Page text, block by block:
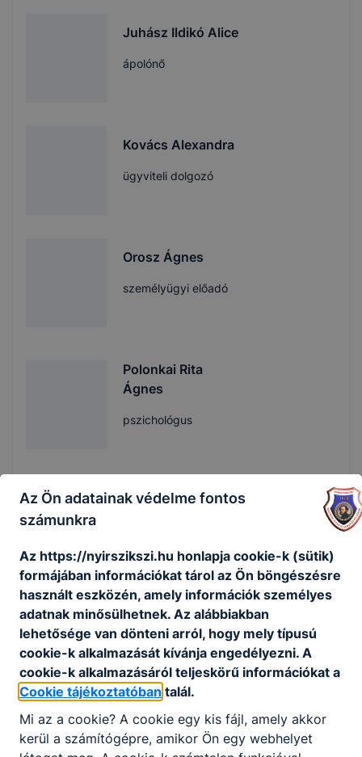
Juhász Ildikó Alice
ápolónő
Kovács Alexandra
ügyviteli dolgozó
Orosz Ágnes
személyügyi előadó
Polonkai Rita
Ágnes
pszichológus
Technikai dolgozók
Bilisánszki
Miklósné
takarító
Budai Zita
takarító
Az Ön adatainak védelme fontos
számunkra
Az https://nyirszikszi.hu honlapja cookie-k (sütik)
formájában információkat tárol az Ön böngészésre
használt eszközén, amely információk személyes
adatnak minősülhetnek. Az alábbiakban
lehetősége van dönteni arról, hogy mely típusú
cookie-k alkalmazását kívánja engedélyezni. A
cookie-k alkalmazásáról teljeskörű információkat a
Cookie tájékoztatóban talál.
Mi az a cookie? A cookie egy kis fájl, amely akkor
kerül a számítógépre, amikor Ön egy webhelyet